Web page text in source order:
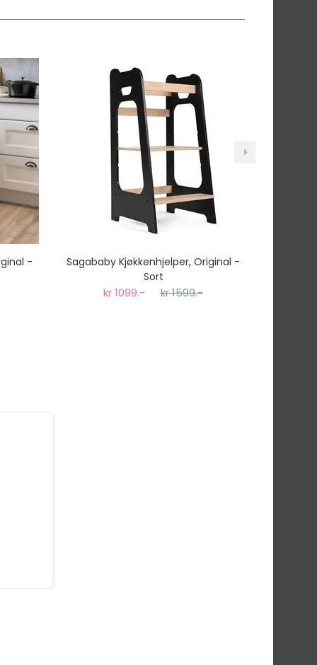
-
Sagababy Kjøkkenhjelper, Original -
Sort
kr 1099.- kr 1599.-